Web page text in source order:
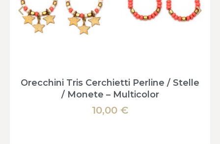
Orecchini Tris Cerchietti Perline / Stelle
/ Monete – Multicolor
10,00 €